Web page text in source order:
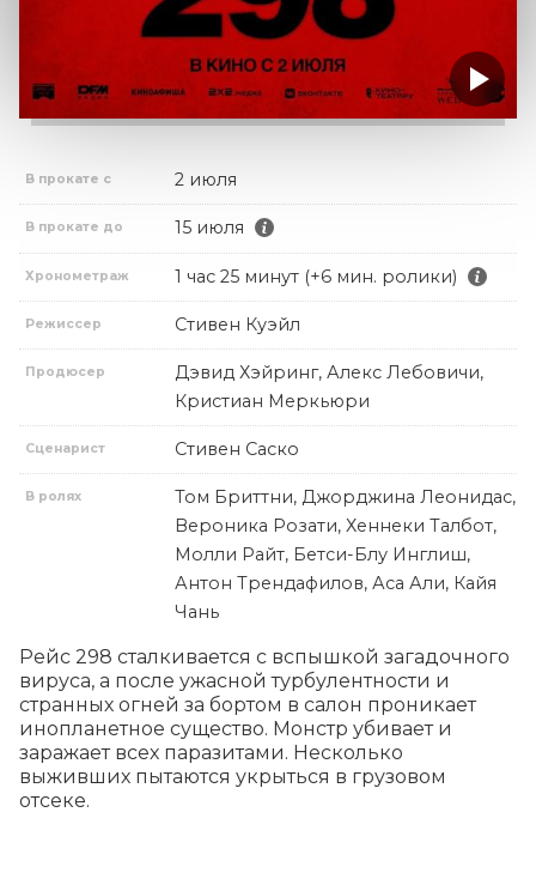
В прокате с 2 июля
В прокате до 15 июля
Хронометраж 1 час 25 минут (+6 мин. ролики)
Режиссер Стивен Куэйл
Продюсер
Дэвид Хэйринг, Алекс Лебовичи,
Кристиан Меркьюри
Сценарист Стивен Саско
В ролях
Том Бриттни, Джорджина Леонидас,
Вероника Розати, Хеннеки Талбот,
Молли Райт, Бетси-Блу Инглиш,
Антон Трендафилов, Аса Али, Кайя
Чань
Рейс 298 сталкивается с вспышкой загадочного
вируса, а после ужасной турбулентности и
странных огней за бортом в салон проникает
инопланетное существо. Монстр убивает и
заражает всех паразитами. Несколько
выживших пытаются укрыться в грузовом
отсеке.